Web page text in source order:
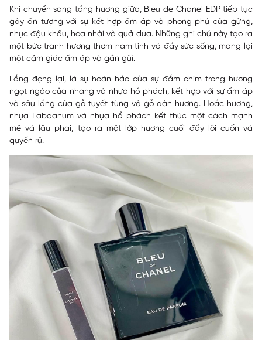
Khi chuyển sang tầng hương giữa, Bleu de Chanel EDP tiếp tục
gây ấn tượng với sự kết hợp ấm áp và phong phú của gừng,
nhục đậu khấu, hoa nhài và quả dưa. Những ghi chú này tạo ra
một bức tranh hương thơm nam tính và đầy sức sống, mang lại
một cảm giác ấm áp và gần gũi.
Lắng đọng lại, là sự hoàn hảo của sự đắm chìm trong hương
ngọt ngào của nhang và nhựa hổ phách, kết hợp với sự ấm áp
và sâu lắng của gỗ tuyết tùng và gỗ đàn hương. Hoắc hương,
nhựa Labdanum và nhựa hổ phách kết thúc một cách mạnh
mẽ và lâu phai, tạo ra một lớp hương cuối đầy lôi cuốn và
quyến rũ.